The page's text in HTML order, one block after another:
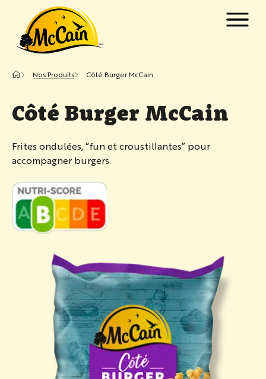
Passer au contenu principal
submenu for "Produits"
Nos Produits Côté Burger McCain
Côté Burger McCain
Frites ondulées, “fun et croustillantes” pour
accompagner burgers.